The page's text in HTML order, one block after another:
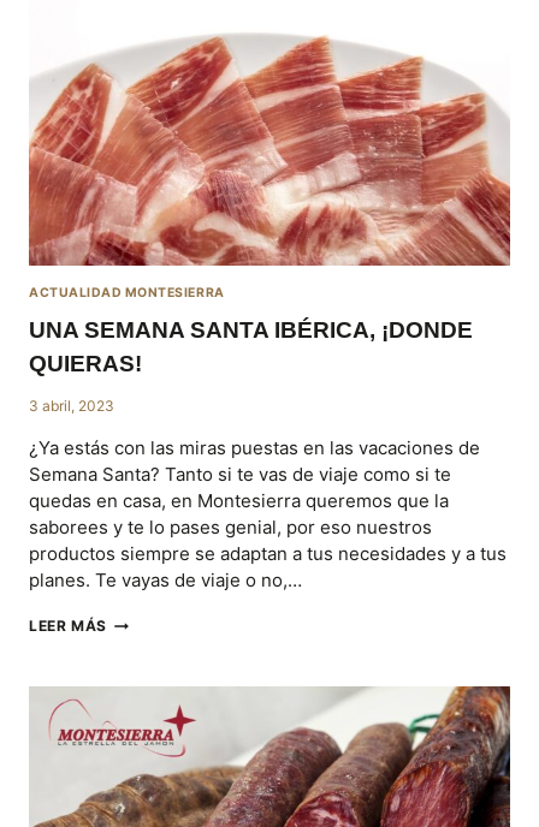
EN
LA
CARNE
DE
CERDO
IBÉRICO
ACTUALIDAD MONTESIERRA
UNA SEMANA SANTA IBÉRICA, ¡DONDE
QUIERAS!
3 abril, 2023
¿Ya estás con las miras puestas en las vacaciones de
Semana Santa? Tanto si te vas de viaje como si te
quedas en casa, en Montesierra queremos que la
saborees y te lo pases genial, por eso nuestros
productos siempre se adaptan a tus necesidades y a tus
planes. Te vayas de viaje o no,…
LEER MÁSUNA
IBÉRICA,
QUIERAS!